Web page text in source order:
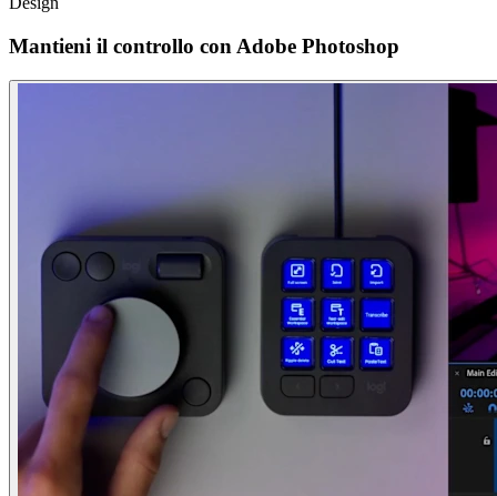
Mantieni il controllo con Adobe Photoshop